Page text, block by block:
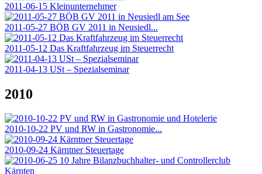
2011-06-15 Kleinunternehmer
2011-05-27 BÖB GV 2011 in Neusiedl...
2011-05-12 Das Kraftfahrzeug im Steuerrecht
2011-04-13 USt – Spezialseminar
2010
2010-10-22 PV und RW in Gastronomie...
2010-09-24 Kärntner Steuertage